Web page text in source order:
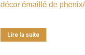
décor émaillé de
Lire la suite